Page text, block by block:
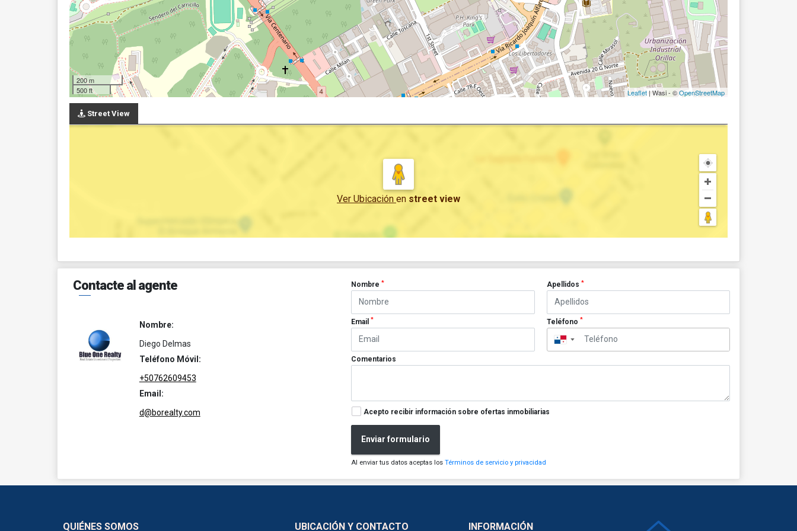
200 m
500 ft
Leaflet | Wasi - ©OpenStreetMap
Street View
Ver Ubicación en street view
Contacte al agente
Nombre:
Diego Delmas
Teléfono Móvil:
+50762609453
Email:
d@borealty.com
Nombre* Apellidos *
Email* Teléfono *
▼
Comentarios
Acepto recibir información sobre ofertas inmobiliarias
Enviar formulario
Al enviar tus datos aceptas losTérminos de servicio y privacidad
QUIÉNES SOMOS UBICACIÓN Y CONTACTO INFORMACIÓN